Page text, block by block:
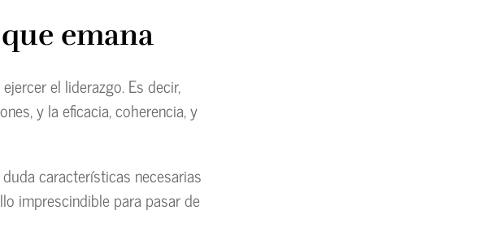
emana
el liderazgo. Es decir,
y la eficacia, coherencia, y
características necesarias
imprescindible para pasar de